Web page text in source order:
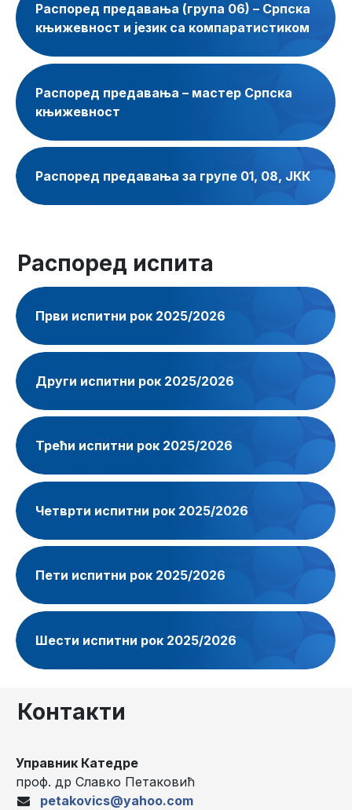
Распоред предавања (група 06) – Српска
књижевност и језик са компаратистиком
Распоред предавања – мастер Српска
књижевност
Распоред предавања за групе 01, 08, ЈКК
Распоред испита
Први испитни рок 2025/2026
Други испитни рок 2025/2026
Трећи испитни рок 2025/2026
Четврти испитни рок 2025/2026
Пети испитни рок 2025/2026
Шести испитни рок 2025/2026
Контакти
Управник Катедре
проф. др Славко Петаковић
petakovics@yahoo.com